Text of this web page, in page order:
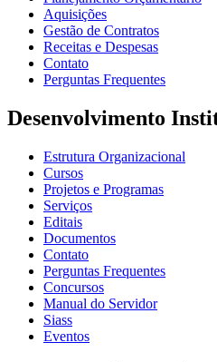
Aquisições
Gestão de Contratos
Receitas e Despesas
Contato
Perguntas Frequentes
Desenvolvimento
Estrutura Organizacional
Cursos
Projetos e Programas
Serviços
Editais
Documentos
Contato
Perguntas Frequentes
Concursos
Manual do Servidor
Siass
Eventos